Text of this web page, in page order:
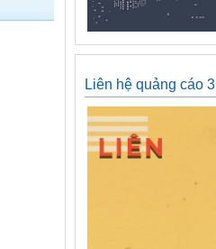
Liên hệ quảng cáo 3